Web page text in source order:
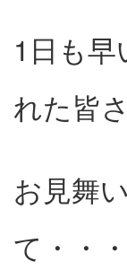
1日も
れた皆
お見舞
て・・